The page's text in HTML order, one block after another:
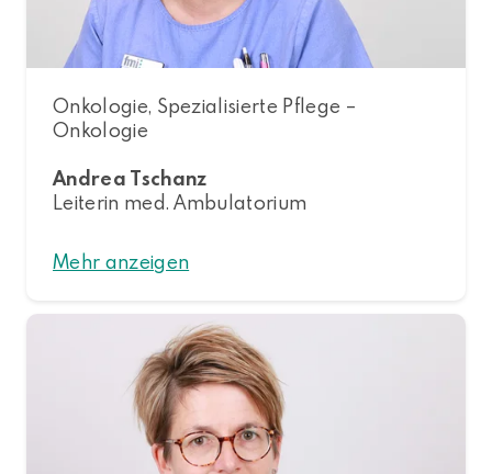
Onkologie, Spezialisierte Pflege –
Onkologie
Andrea Tschanz
Leiterin med. Ambulatorium
Mehr anzeigen